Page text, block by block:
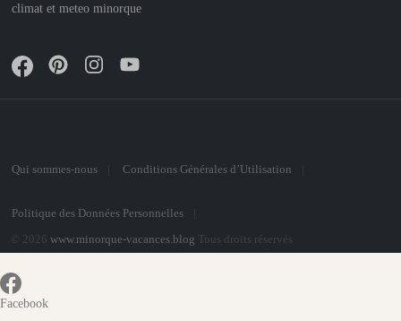
climat et meteo minorque
Qui sommes-nous Conditions Générales d’Utilisation
Politique des Données Personnelles
© 2026 www.minorque-vacances.blog Tous droits réservés
Facebook